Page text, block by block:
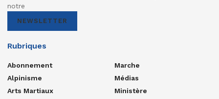
notre
NEWSLETTER
Rubriques
Abonnement
Alpinisme
Arts Martiaux
Marche
Médias
Ministère